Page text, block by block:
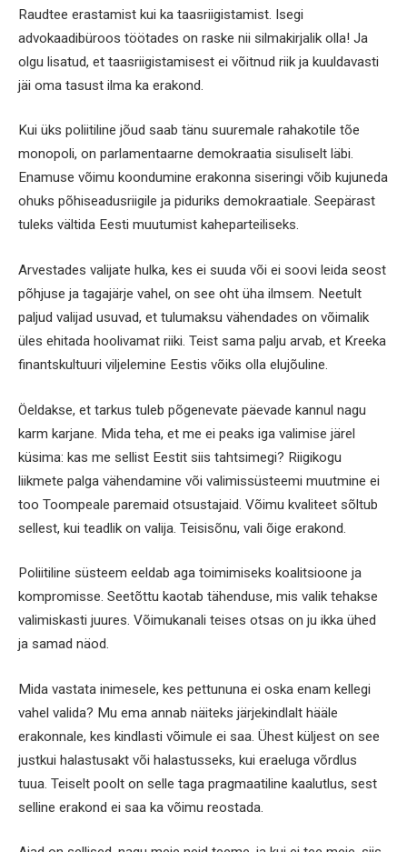
Raudtee erastamist kui ka taasriigistamist. Isegi
advokaadibüroos töötades on raske nii silmakirjalik olla! Ja
olgu lisatud, et taasriigistamisest ei võitnud riik ja kuuldavasti
jäi oma tasust ilma ka erakond.
Kui üks poliitiline jõud saab tänu suuremale rahakotile tõe
monopoli, on parlamentaarne demokraatia sisuliselt läbi.
Enamuse võimu koondumine erakonna siseringi võib kujuneda
ohuks põhiseadusriigile ja piduriks demokraatiale. Seepärast
tuleks vältida Eesti muutumist kaheparteiliseks.
Arvestades valijate hulka, kes ei suuda või ei soovi leida seost
põhjuse ja tagajärje vahel, on see oht üha ilmsem. Neetult
paljud valijad usuvad, et tulumaksu vähendades on võimalik
üles ehitada hoolivamat riiki. Teist sama palju arvab, et Kreeka
finantskultuuri viljelemine Eestis võiks olla elujõuline.
Öeldakse, et tarkus tuleb põgenevate päevade kannul nagu
karm karjane. Mida teha, et me ei peaks iga valimise järel
küsima: kas me sellist Eestit siis tahtsimegi? Riigikogu
liikmete palga vähendamine või valimissüsteemi muutmine ei
too Toompeale paremaid otsustajaid. Võimu kvaliteet sõltub
sellest, kui teadlik on valija. Teisisõnu, vali õige erakond.
Poliitiline süsteem eeldab aga toimimiseks koalitsioone ja
kompromisse. Seetõttu kaotab tähenduse, mis valik tehakse
valimiskasti juures. Võimukanali teises otsas on ju ikka ühed
ja samad näod.
Mida vastata inimesele, kes pettununa ei oska enam kellegi
vahel valida? Mu ema annab näiteks järjekindlalt hääle
erakonnale, kes kindlasti võimule ei saa. Ühest küljest on see
justkui halastusakt või halastusseks, kui eraeluga võrdlus
tuua. Teiselt poolt on selle taga pragmaatiline kaalutlus, sest
selline erakond ei saa ka võimu reostada.